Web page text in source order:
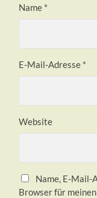
Name *
E-Mail-Adresse *
Website
Name, E-Mail-
Browser für